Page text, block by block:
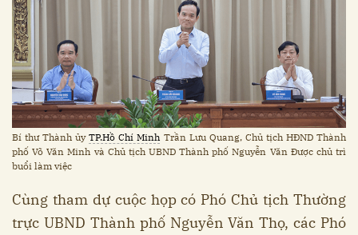
Bí thư Thành ủyTP.Hồ Chí Minh Trần Lưu Quang, Chủ tịch HĐND Thành
phố Võ Văn Minh và Chủ tịch UBND Thành phố Nguyễn Văn Được chủ trì
buổi làm việc
Cùng tham dự cuộc họp có Phó Chủ tịch Thường
trực UBND Thành phố Nguyễn Văn Thọ, các Phó